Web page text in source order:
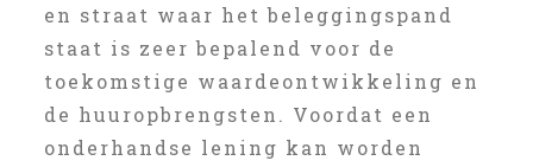
en straat waar het beleggingspand
staat is zeer bepalend voor de
toekomstige waardeontwikkeling en
de huuropbrengsten. Voordat een
onderhandse lening kan worden